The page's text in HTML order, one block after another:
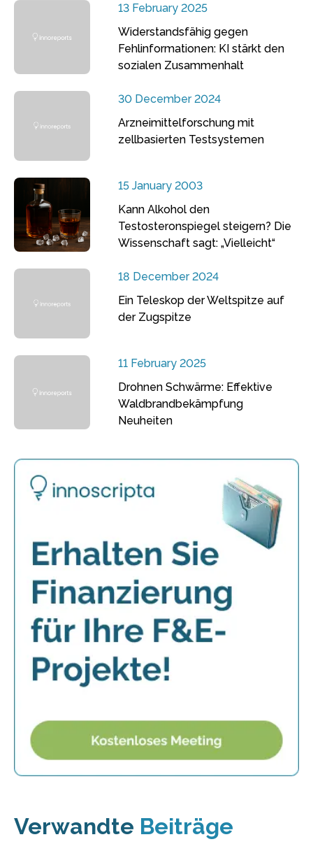
13 February 2025
Widerstandsfähig gegen
Fehlinformationen: KI stärkt den
sozialen Zusammenhalt
30 December 2024
Arzneimittelforschung mit
zellbasierten Testsystemen
15 January 2003
Kann Alkohol den
Testosteronspiegel steigern? Die
Wissenschaft sagt: „Vielleicht“
18 December 2024
Ein Teleskop der Weltspitze auf
der Zugspitze
11 February 2025
Drohnen Schwärme: Effektive
Waldbrandbekämpfung
Neuheiten
Verwandte Beiträge